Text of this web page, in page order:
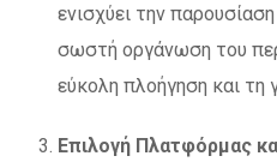
ενισχύει την
σωστή οργάνωση του
εύκολη πλοήγηση και τη
Επιλογή Πλατφόρμας